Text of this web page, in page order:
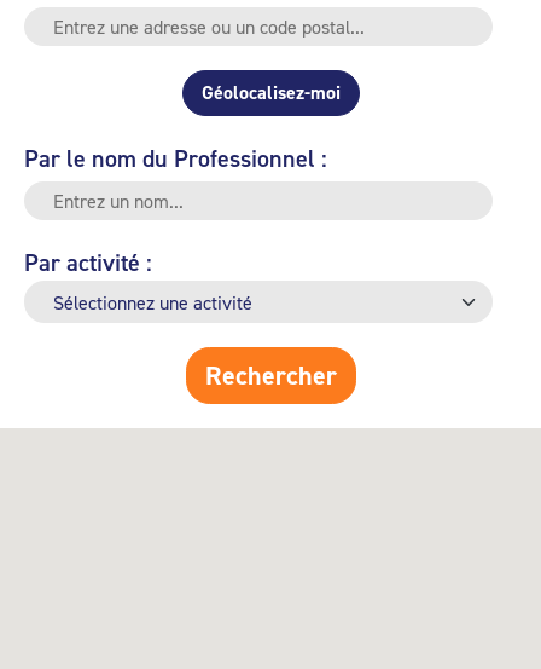
Géolocalisez-moi
Par le nom du Professionnel :
Par activité :